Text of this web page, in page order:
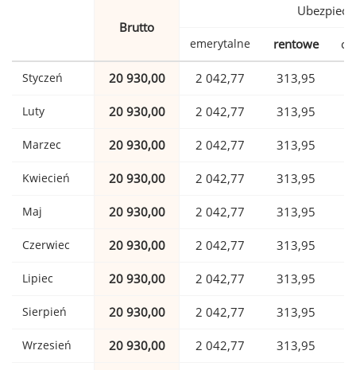
Brutto
emerytalne rentowe
Styczeń 20 930,00 2 042,77 313,95
Luty 20 930,00 2 042,77 313,95
Marzec 20 930,00 2 042,77 313,95
Kwiecień 20 930,00 2 042,77 313,95
Maj 20 930,00 2 042,77 313,95
Czerwiec 20 930,00 2 042,77 313,95
Lipiec 20 930,00 2 042,77 313,95
Sierpień 20 930,00 2 042,77 313,95
Wrzesień 20 930,00 2 042,77 313,95